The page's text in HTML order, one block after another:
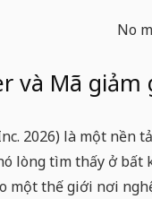
No
và Mã giảm
2026) là một
lòng tìm thấy ở
một thế giới nơi